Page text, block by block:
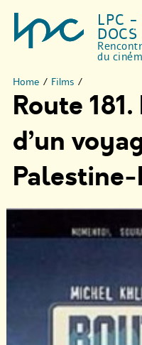
LPC -
DOCS
du
Home / Films /
Route
d’un